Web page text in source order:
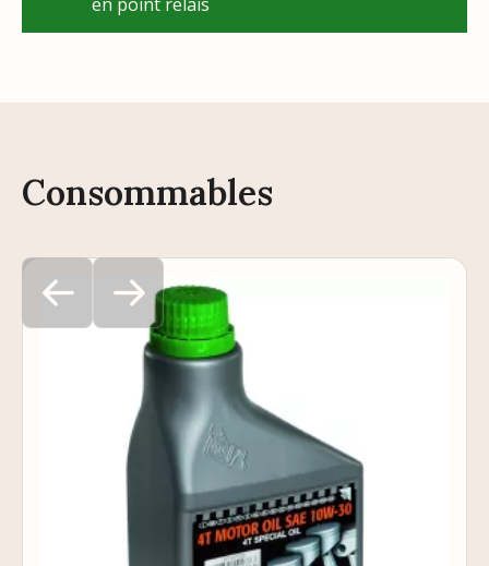
Consommables